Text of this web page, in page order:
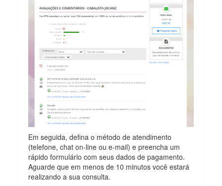
Em seguida, defina o método de atendimento
(telefone, chat on-line ou e-mail) e preencha um
rápido formulário com seus dados de pagamento.
Aguarde que em menos de 10 minutos você estará
realizando a sua consulta.